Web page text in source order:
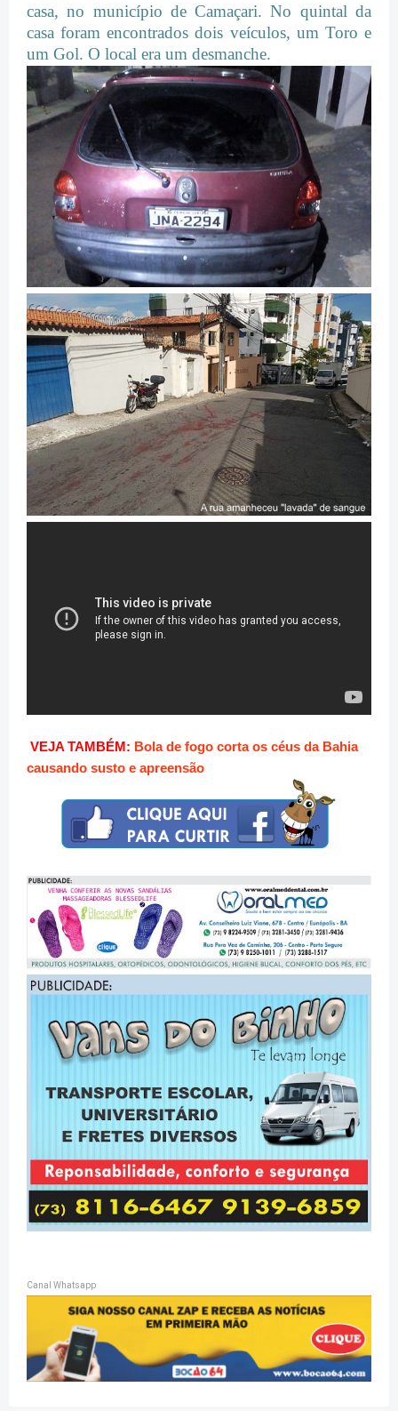
casa, no município de Camaçari. No quintal da
casa foram encontrados dois veículos, um Toro e
um Gol. O local era um desmanche.
VEJA TAMBÉM: Bola de fogo corta os céus da Bahia
causando susto e apreensão
Canal Whatsapp